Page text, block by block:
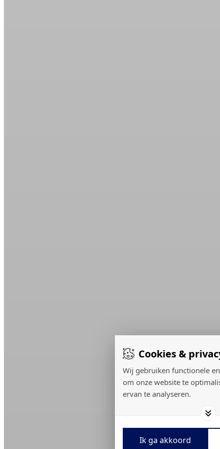
Cookies &
Wij gebruiken functionele
om onze website te
ervan te analyseren.
Ik ga akkoord